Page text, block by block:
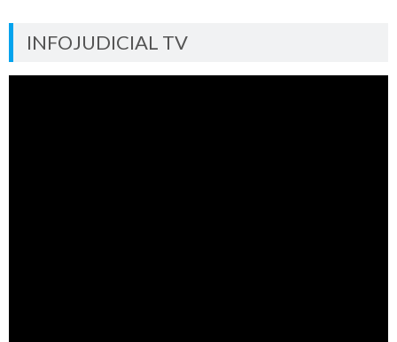
INFOJUDICIAL TV